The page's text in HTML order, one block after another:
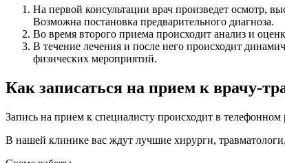
На первой консультации врач произведет осмотр,
Возможна постановка предварительного диагноза.
Во время второго приема происходит анализ и
В течение лечения и после него происходит
физических мероприятий.
Как записаться на прием к врачу-
Запись на прием к специалисту происходит в
В нашей клинике вас ждут лучшие хирурги,